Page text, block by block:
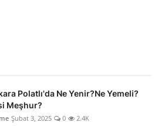
Polatlı'da Ne Yenir?Ne Yemeli?
Meşhur?
Şubat 3, 2025 0 2.4K